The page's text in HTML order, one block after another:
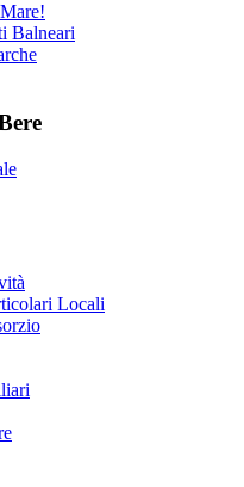
Balneari
Locali